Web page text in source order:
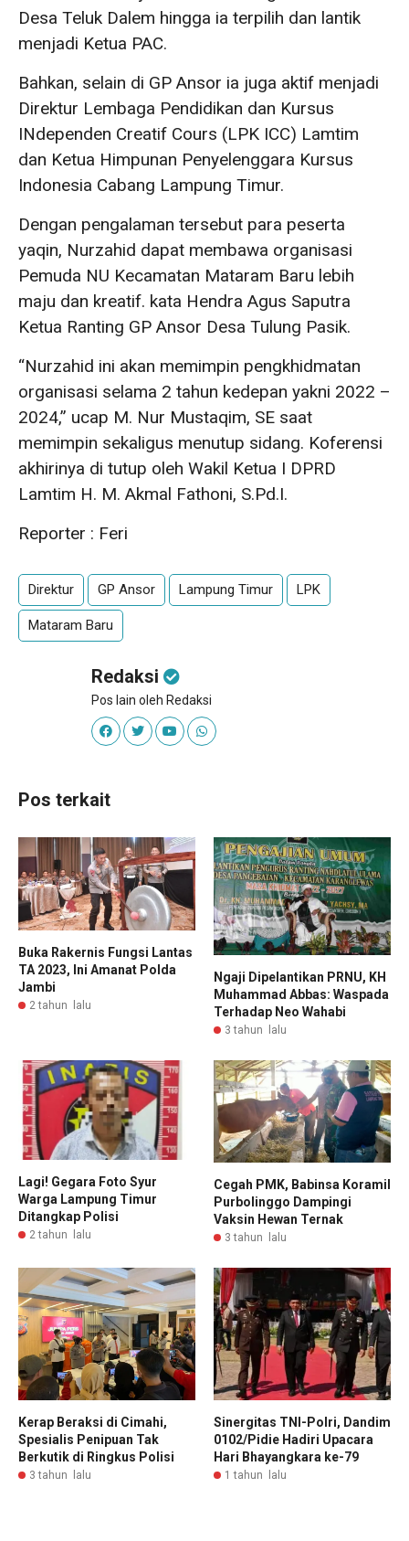
Desa Teluk Dalem hingga ia terpilih dan lantik
menjadi Ketua PAC.
Bahkan, selain di GP Ansor ia juga aktif menjadi
Direktur Lembaga Pendidikan dan Kursus
INdependen Creatif Cours (LPK ICC) Lamtim
dan Ketua Himpunan Penyelenggara Kursus
Indonesia Cabang Lampung Timur.
Dengan pengalaman tersebut para peserta
yaqin, Nurzahid dapat membawa organisasi
Pemuda NU Kecamatan Mataram Baru lebih
maju dan kreatif. kata Hendra Agus Saputra
Ketua Ranting GP Ansor Desa Tulung Pasik.
“Nurzahid ini akan memimpin pengkhidmatan
organisasi selama 2 tahun kedepan yakni 2022 –
2024,” ucap M. Nur Mustaqim, SE saat
memimpin sekaligus menutup sidang. Koferensi
akhirinya di tutup oleh Wakil Ketua I DPRD
Lamtim H. M. Akmal Fathoni, S.Pd.I.
Reporter : Feri
Direktur GP Ansor Lampung Timur LPK
Mataram Baru
Redaksi
Pos lain oleh Redaksi
Pos terkait
Buka Rakernis Fungsi Lantas
TA 2023, Ini Amanat Polda
Jambi
2 tahun lalu
Ngaji Dipelantikan PRNU, KH
Muhammad Abbas: Waspada
Terhadap Neo Wahabi
3 tahun lalu
Lagi! Gegara Foto Syur
Warga Lampung Timur
Ditangkap Polisi
2 tahun lalu
Cegah PMK, Babinsa Koramil
Purbolinggo Dampingi
Vaksin Hewan Ternak
3 tahun lalu
Kerap Beraksi di Cimahi,
Spesialis Penipuan Tak
Berkutik di Ringkus Polisi
3 tahun lalu
Sinergitas TNI-Polri, Dandim
0102/Pidie Hadiri Upacara
Hari Bhayangkara ke-79
1 tahun lalu